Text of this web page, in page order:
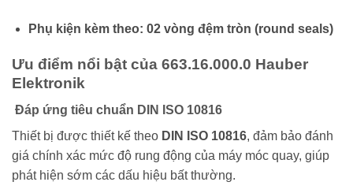
Phụ kiện kèm theo: 02 vòng đệm tròn (round seals)
Ưu điểm nổi bật của 663.16.000.0 Hauber
Elektronik
Đáp ứng tiêu chuẩn DIN ISO 10816
Thiết bị được thiết kế theo DIN ISO 10816, đảm bảo đánh
giá chính xác mức độ rung động của máy móc quay, giúp
phát hiện sớm các dấu hiệu bất thường.